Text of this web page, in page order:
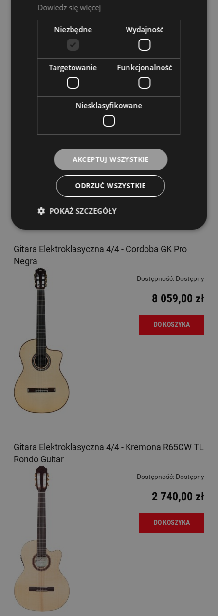
Gitara Elektroklasyczna 4/4 - Cordoba C7 CE CD
Dostępność:
3 559,00 zł
Gitara Elektroklasyczna 4/4 - Cordoba GK Pro
Negra
Dostępność: Dostępny
8 059,00 zł
DO KOSZYKA
Gitara Elektroklasyczna 4/4 - Kremona R65CW TL
Rondo Guitar
Dostępność: Dostępny
2 740,00 zł
DO KOSZYKA
Dowiedz się więcej
Niezbędne Wydajność
Targetowanie Funkcjonalność
Niesklasyfikowane
AKCEPTUJ WSZYSTKIE
ODRZUĆ WSZYSTKIE
POKAŻ SZCZEGÓŁY